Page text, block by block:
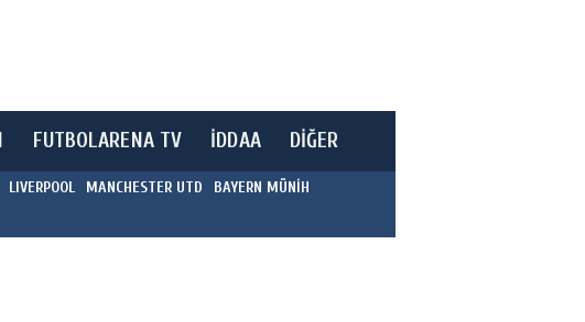
FUTBOLARENA TV İDDAA DİĞER
LIVERPOOL MANCHESTER UTD
BAYERN MÜNİH